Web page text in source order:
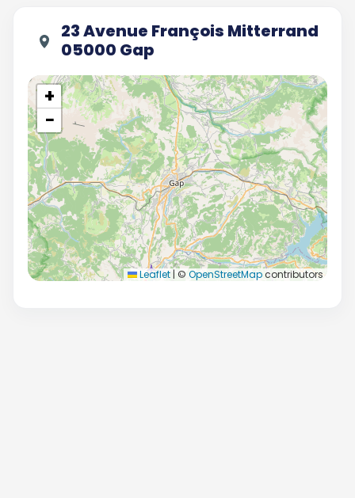
23 Avenue François Mitterrand
05000 Gap
+
−
Leaflet | © OpenStreetMapcontributors